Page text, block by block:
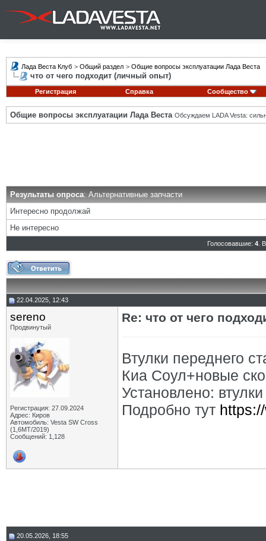
Лада Веста Клуб > Общий раздел > Общие вопросы эксплуатации Лада Веста
что от чего подходит (личный опыт)
Регистрация Справка Сообщество
Общие вопросы эксплуатации Лада Веста Обсуждаем LADA Vesta:
Результаты опроса: Альтернативные запчасти
Интересно продолжай
Не интересно
Голосовавшие: 4.
22.04.2025, 12:43
sereno
Продвинутый
Регистрация: 27.09.2024
Адрес: Киров
Автомобиль: Vesta SW Cross
(1,6МТ/2019)
Сообщений: 1,128
Re: что от чего
Втулки переднего
Киа Соул+новые
Установлено:
Подробно тут
20.05.2026, 18:55